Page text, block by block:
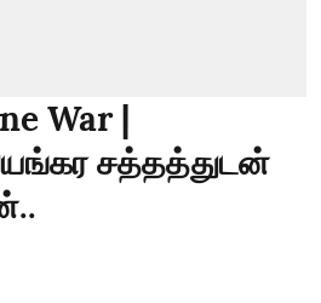
War |
சத்தத்துடன்